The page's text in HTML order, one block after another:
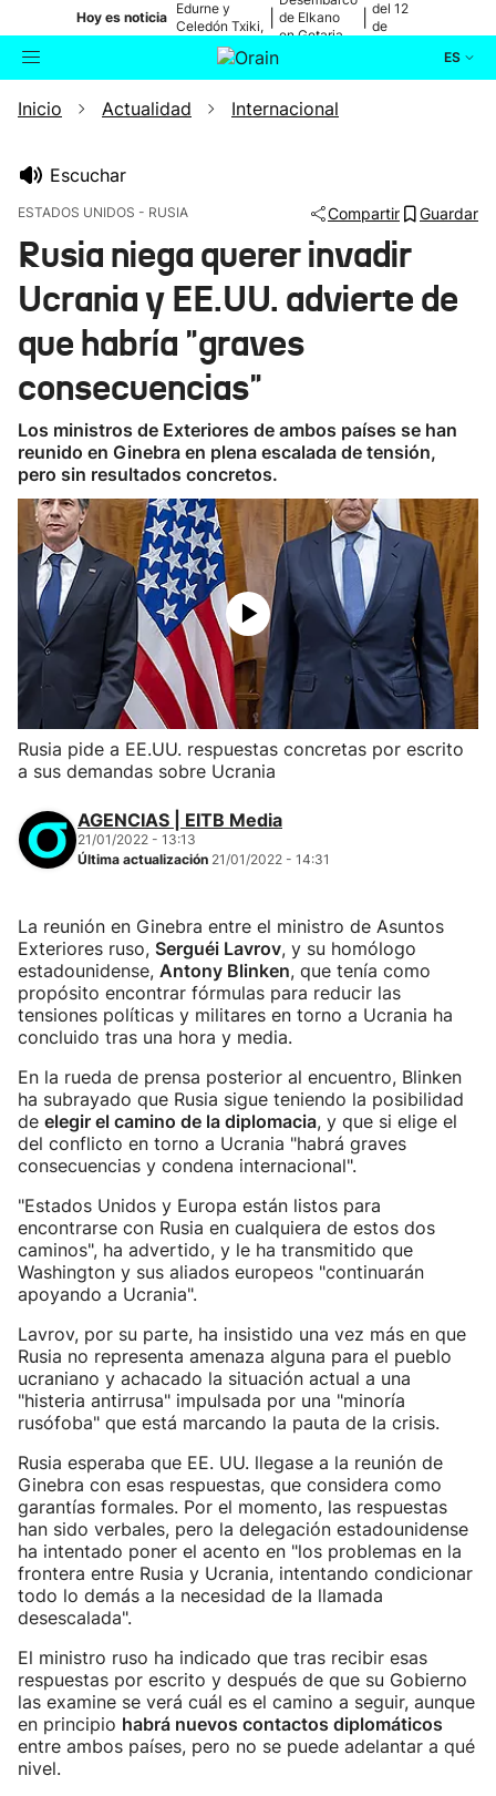
Hoy es noticia
Edurne y
Celedón Txiki,
en directo
de Elkano
en Getaria
del 12
de
ES
Buscador Actualidad
Ikusmiran
Eguraldia
Inicio Actualidad Internacional
Escuchar
ESTADOS UNIDOS - RUSIA Compartir Guardar
Rusia niega querer invadir
Ucrania y EE.UU. advierte de
que habría "graves
consecuencias"
Los ministros de Exteriores de ambos países se han
reunido en Ginebra en plena escalada de tensión,
pero sin resultados concretos.
Rusia pide a EE.UU. respuestas concretas por escrito
a sus demandas sobre Ucrania
AGENCIAS | EITB Media
21/01/2022 - 13:13
Última actualización 21/01/2022 - 14:31
La reunión en Ginebra entre el ministro de Asuntos
Exteriores ruso, Serguéi Lavrov, y su homólogo
estadounidense, Antony Blinken, que tenía como
propósito encontrar fórmulas para reducir las
tensiones políticas y militares en torno a Ucrania ha
concluido tras una hora y media.
En la rueda de prensa posterior al encuentro, Blinken
ha subrayado que Rusia sigue teniendo la posibilidad
de elegir el camino de la diplomacia, y que si elige el
del conflicto en torno a Ucrania "habrá graves
consecuencias y condena internacional".
"Estados Unidos y Europa están listos para
encontrarse con Rusia en cualquiera de estos dos
caminos", ha advertido, y le ha transmitido que
Washington y sus aliados europeos "continuarán
apoyando a Ucrania".
Lavrov, por su parte, ha insistido una vez más en que
Rusia no representa amenaza alguna para el pueblo
ucraniano y achacado la situación actual a una
"histeria antirrusa" impulsada por una "minoría
rusófoba" que está marcando la pauta de la crisis.
Rusia esperaba que EE. UU. llegase a la reunión de
Ginebra con esas respuestas, que considera como
garantías formales. Por el momento, las respuestas
han sido verbales, pero la delegación estadounidense
ha intentado poner el acento en "los problemas en la
frontera entre Rusia y Ucrania, intentando condicionar
todo lo demás a la necesidad de la llamada
desescalada".
El ministro ruso ha indicado que tras recibir esas
respuestas por escrito y después de que su Gobierno
las examine se verá cuál es el camino a seguir, aunque
en principio habrá nuevos contactos diplomáticos
entre ambos países, pero no se puede adelantar a qué
nivel.